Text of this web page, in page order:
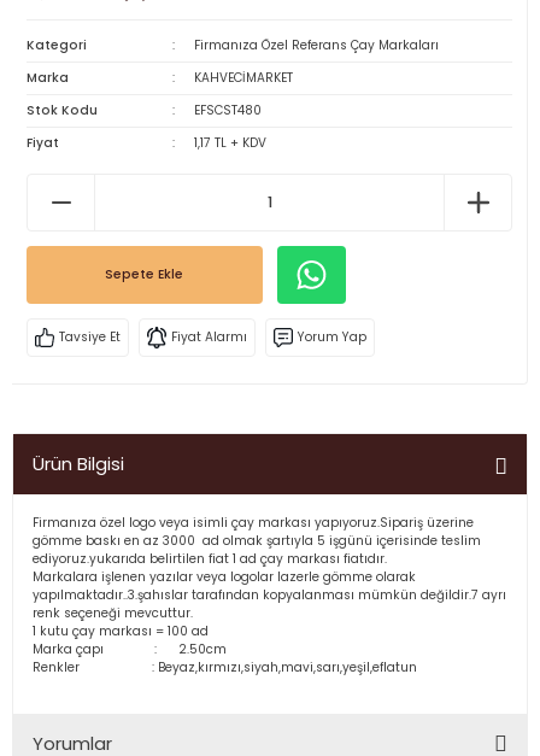
Kategori
Firmanıza Özel Referans Çay Markaları
Marka
KAHVECİMARKET
Stok Kodu
EFSCST480
Fiyat
1,17 TL + KDV
Sepete Ekle
Tavsiye Et Fiyat Alarmı Yorum Yap
Ürün Bilgisi
Firmanıza özel logo veya isimli çay markası yapıyoruz.Sipariş üzerine
gömme baskı en az 3000 ad olmak şartıyla 5 işgünü içerisinde teslim
ediyoruz.yukarıda belirtilen fiat 1 ad çay markası fiatıdır.
Markalara işlenen yazılar veya logolar lazerle gömme olarak
yapılmaktadır..3.şahıslar tarafından kopyalanması mümkün değildir.7 ayrı
renk seçeneği mevcuttur.
1 kutu çay markası = 100 ad
Marka çapı : 2.50cm
Renkler : Beyaz,kırmızı,siyah,mavi,sarı,yeşil,eflatun
Yorumlar